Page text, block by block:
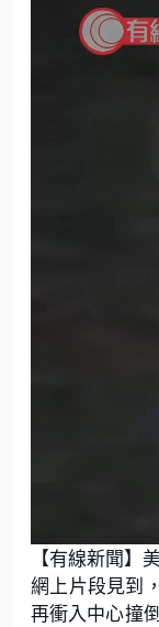
n
m
u
t
e
【有線新聞】
網上片段見到
再衝入中心撞